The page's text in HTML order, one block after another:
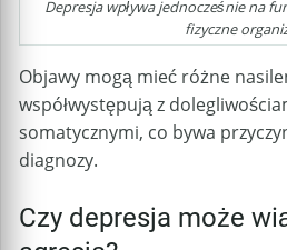
Depresja wpływa jednocześnie na
fizyczne
Objawy mogą mieć różne
współwystępują z
somatycznymi, co bywa
diagnozy.
Czy depresja może